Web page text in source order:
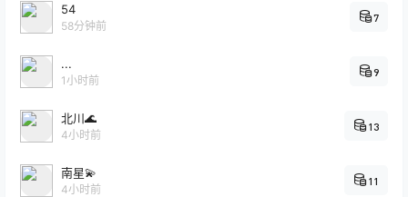
54
58分钟前
7
...
1小时前
9
北川🌊
4小时前
13
南星💫
4小时前
11